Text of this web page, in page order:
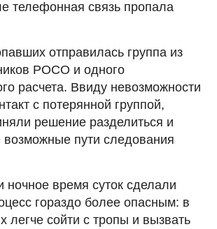
телефонная связь пропала
отправилась группа из
РОСО и одного
расчета. Ввиду невозможности
с потерянной группой,
решение разделиться и
возможные пути следования
ночное время суток сделали
гораздо более опасным: в
легче сойти с тропы и вызвать